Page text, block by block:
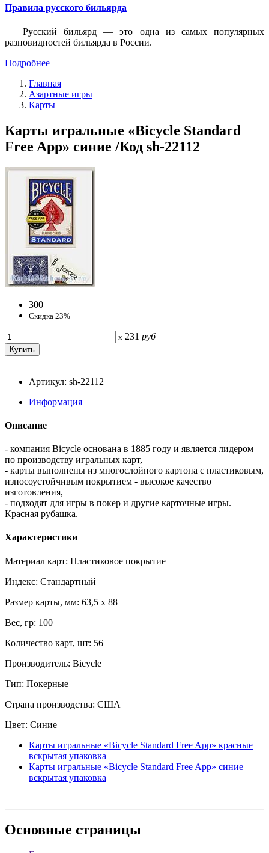
Правила русского бильярда
Русский бильярд — это одна из самых популярных
разновидностей бильярда в России.
Подробнее
Главная
Азартные игры
Карты
Карты игральные «Bicycle Standard
Free App» синие /Код sh-22112
300
Скидка 23%
x 231 руб
Артикул: sh-22112
Информация
Описание
- компания Bicycle основана в 1885 году и является лидером
по производству игральных карт,
- карты выполнены из многослойного картона с пластиковым,
износоустойчивым покрытием - высокое качество
изготовления,
- подходят для игры в покер и другие карточные игры.
Красная рубашка.
Характеристики
Материал карт: Пластиковое покрытие
Индекс: Стандартный
Размер карты, мм: 63,5 x 88
Вес, гр: 100
Количество карт, шт: 56
Производитель: Bicycle
Тип: Покерные
Страна производства: США
Цвет: Синие
Карты игральные «Bicycle Standard Free App» красные
вскрытая упаковка
Карты игральные «Bicycle Standard Free App» синие
вскрытая упаковка
Основные страницы